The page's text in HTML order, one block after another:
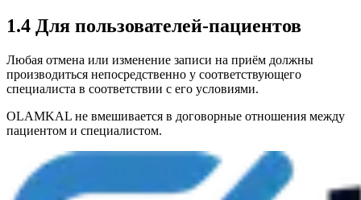
1.4 Для пользователей-пациентов
Любая отмена или изменение записи на приём должны
производиться непосредственно у соответствующего
специалиста в соответствии с его условиями.
OLAMKAL не вмешивается в договорные отношения между
пациентом и специалистом.